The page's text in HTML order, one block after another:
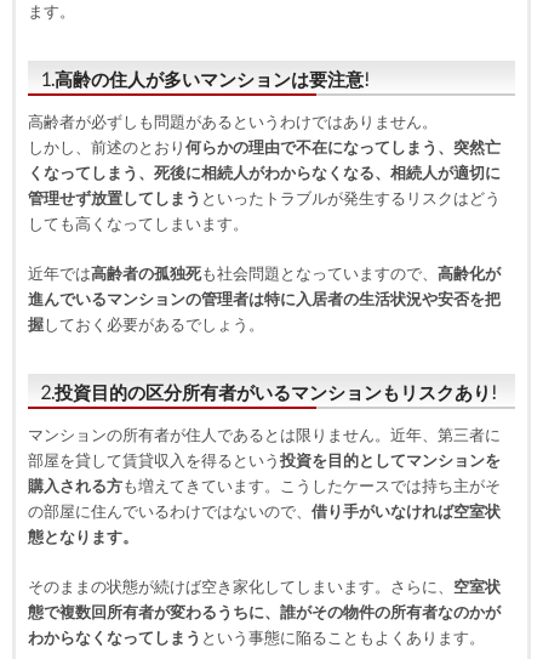
ます。
1.高齢の住人が多いマンションは要注意!
高齢者が必ずしも問題があるというわけではありません。
しかし、前述のとおり 何らかの理由で不在になってしまう、突然亡
くなってしまう、死後に相続人がわからなくなる、相続人が適切に
管理せず放置してしまう といったトラブルが発生するリスクはどう
しても高くなってしまいます。
近年では高齢者の孤独死も社会問題となっていますので、 高齢化が
進んでいるマンションの管理者は特に入居者の生活状況や安否を把
握しておく必要があるでしょう。
2.投資目的の区分所有者がいるマンションもリスクあり!
マンションの所有者が住人であるとは限りません。近年、第三者に
部屋を貸して賃貸収入を得るという 投資を目的としてマンションを
購入される方も増えてきています。こうしたケースでは持ち主がそ
の部屋に住んでいるわけではないので、 借り手がいなければ空室状
態となります。
そのままの状態が続けば空き家化してしまいます。さらに、 空室状
態で複数回所有者が変わるうちに、誰がその物件の所有者なのかが
わからなくなってしまう という事態に陥ることもよくあります。